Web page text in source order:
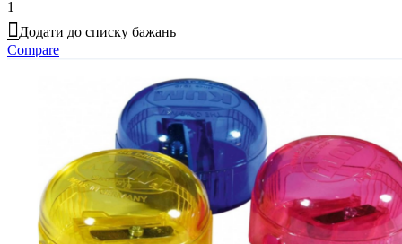
1
Додати до списку бажань
Compare